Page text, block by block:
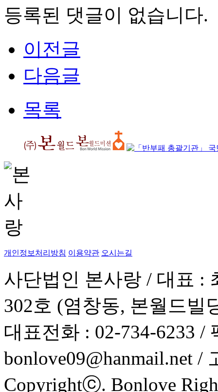
등록된 댓글이 없습니다.
이전글
다음글
목록
개인정보처리방침 이용약관 오시는길
사단법인 본사랑 / 대표 :
302호 (염창동, 본월드빌
대표전화 : 02-734-6233 /
bonlove09@hanmail.net /
Copyrightⓒ. Bonlove